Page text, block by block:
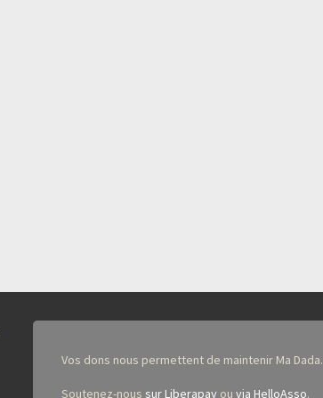
Vos dons nous permettent de maintenir Ma Dada.
Soutenez-nous sur Liberapayou via HelloAsso.